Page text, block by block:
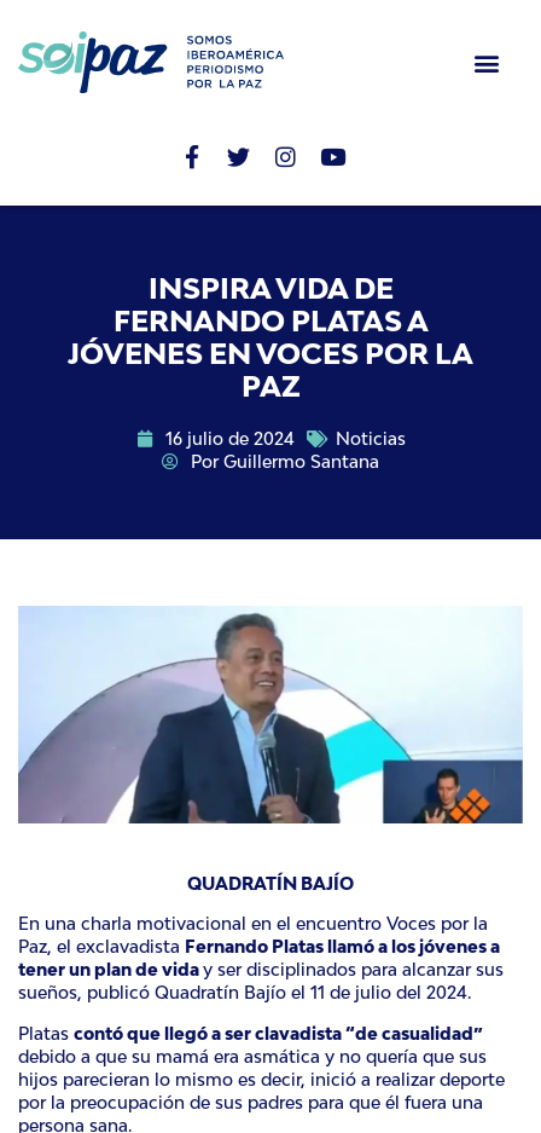
INSPIRA VIDA DE
FERNANDO PLATAS A
JÓVENES EN VOCES POR LA
PAZ
16 julio de 2024
Noticias
PorGuillermo Santana
QUADRATÍN BAJÍO
En una charla motivacional en el encuentro Voces por la
Paz, el exclavadista Fernando Platas llamó a los jóvenes a
tener un plan de viday ser disciplinados para alcanzar sus
sueños, publicó Quadratín Bajío el 11 de julio del 2024.
Platas contó que llegó a ser clavadista “de casualidad”
debido a que su mamá era asmática y no quería que sus
hijos parecieran lo mismo es decir, inició a realizar deporte
por la preocupación de sus padres para que él fuera una
persona sana.